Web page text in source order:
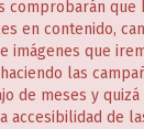
comprobarán que
en contenido,
imágenes que
las
de meses y quizá
accesibilidad de